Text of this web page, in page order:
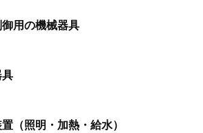
用の機械器具
具
（照明・加熱・給水）